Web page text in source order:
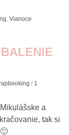
,Vianoce
/ 1
a
tak si